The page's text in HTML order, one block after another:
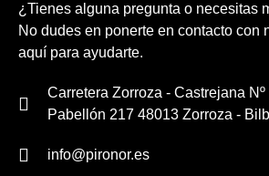
¿Tienes alguna pregunta o necesitas
No dudes en ponerte en contacto con
aquí para ayudarte.
Carretera Zorroza - Castrejana
Pabellón 217 48013 Zorroza -
info@pironor.es